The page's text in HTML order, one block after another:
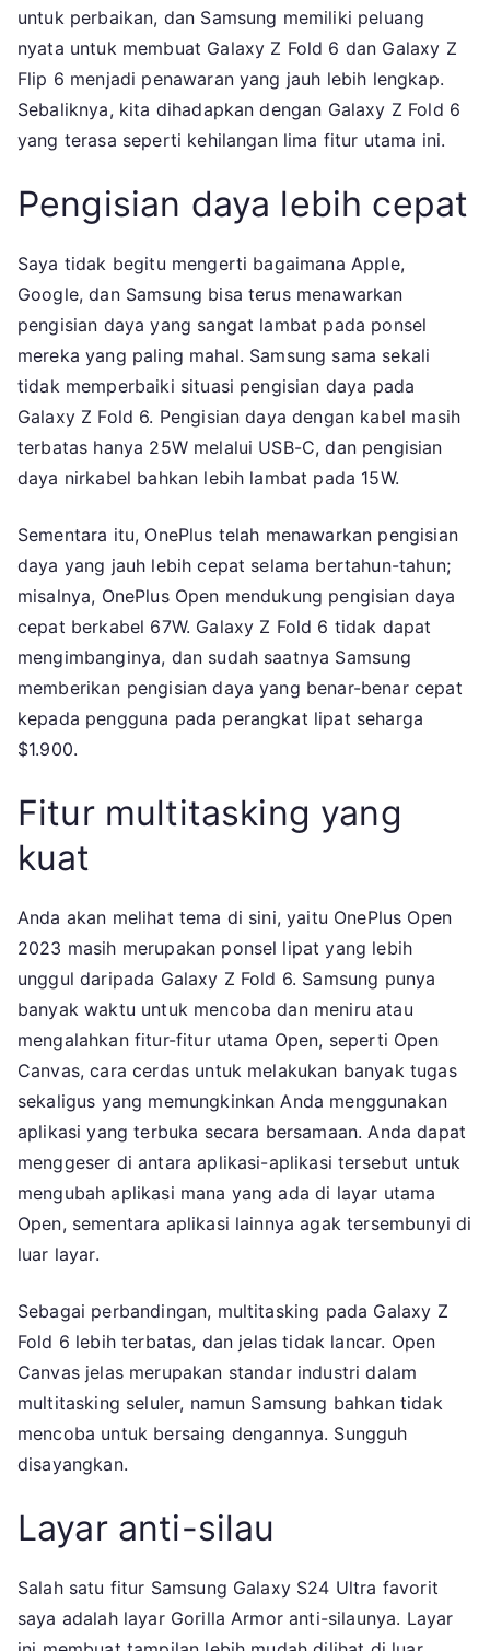
untuk perbaikan, dan Samsung memiliki peluang
nyata untuk membuat Galaxy Z Fold 6 dan Galaxy Z
Flip 6 menjadi penawaran yang jauh lebih lengkap.
Sebaliknya, kita dihadapkan dengan Galaxy Z Fold 6
yang terasa seperti kehilangan lima fitur utama ini.
Pengisian daya lebih cepat
Saya tidak begitu mengerti bagaimana Apple,
Google, dan Samsung bisa terus menawarkan
pengisian daya yang sangat lambat pada ponsel
mereka yang paling mahal. Samsung sama sekali
tidak memperbaiki situasi pengisian daya pada
Galaxy Z Fold 6. Pengisian daya dengan kabel masih
terbatas hanya 25W melalui USB-C, dan pengisian
daya nirkabel bahkan lebih lambat pada 15W.
Sementara itu, OnePlus telah menawarkan pengisian
daya yang jauh lebih cepat selama bertahun-tahun;
misalnya, OnePlus Open mendukung pengisian daya
cepat berkabel 67W. Galaxy Z Fold 6 tidak dapat
mengimbanginya, dan sudah saatnya Samsung
memberikan pengisian daya yang benar-benar cepat
kepada pengguna pada perangkat lipat seharga
$1.900.
Fitur multitasking yang
kuat
Anda akan melihat tema di sini, yaitu OnePlus Open
2023 masih merupakan ponsel lipat yang lebih
unggul daripada Galaxy Z Fold 6. Samsung punya
banyak waktu untuk mencoba dan meniru atau
mengalahkan fitur-fitur utama Open, seperti Open
Canvas, cara cerdas untuk melakukan banyak tugas
sekaligus yang memungkinkan Anda menggunakan
aplikasi yang terbuka secara bersamaan. Anda dapat
menggeser di antara aplikasi-aplikasi tersebut untuk
mengubah aplikasi mana yang ada di layar utama
Open, sementara aplikasi lainnya agak tersembunyi di
luar layar.
Sebagai perbandingan, multitasking pada Galaxy Z
Fold 6 lebih terbatas, dan jelas tidak lancar. Open
Canvas jelas merupakan standar industri dalam
multitasking seluler, namun Samsung bahkan tidak
mencoba untuk bersaing dengannya. Sungguh
disayangkan.
Layar anti-silau
Salah satu fitur Samsung Galaxy S24 Ultra favorit
saya adalah layar Gorilla Armor anti-silaunya. Layar